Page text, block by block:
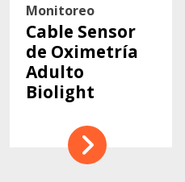
Monitoreo
Cable Sensor
de Oximetría
Adulto
Biolight